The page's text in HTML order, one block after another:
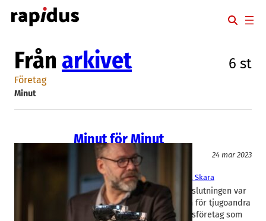
Hoppa
till
Från arkivet 6 st
Företag
Minut
Minut för Minut
24 mar 2023
Eat:em, Minut
Aron Tendler, Martin Lööf Viktoria Skara
Referat av Mette Carlbom Uppslutningen var
stor när Rapidus på torsdagen för tjugoandra
året i rad korade Årets Rapidusföretag som